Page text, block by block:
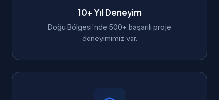
10+ Yıl Deneyim
Doğu Bölgesi'nde 500+ başarılı proje
deneyimimiz var.